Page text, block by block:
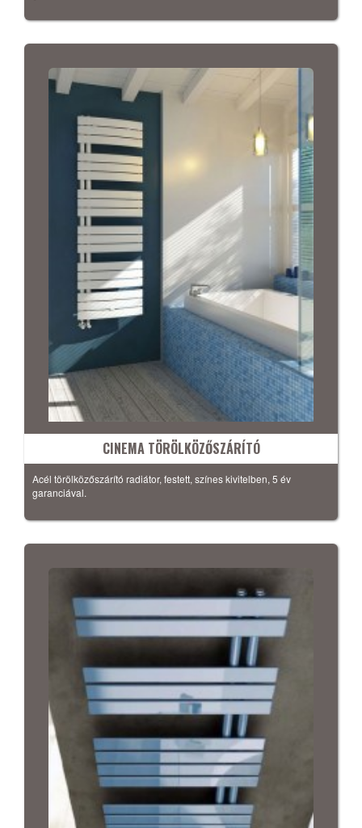
CINEMA TÖRÖLKÖZŐSZÁRÍTÓ
Acél törölközőszárító radiátor, festett, színes kivitelben, 5 év
garanciával.